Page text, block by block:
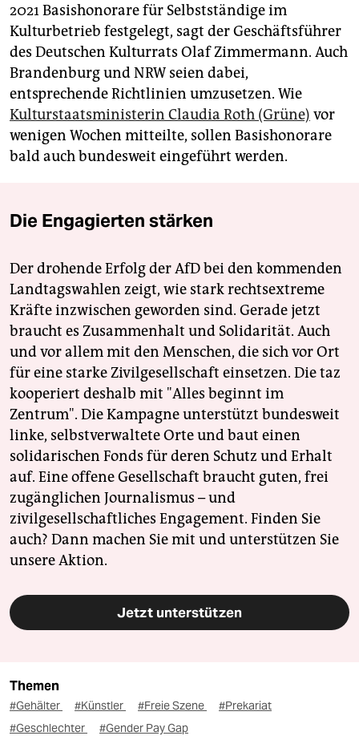
2021 Basishonorare für Selbstständige im
Kulturbetrieb festgelegt, sagt der Geschäftsführer
des Deutschen Kulturrats Olaf Zimmermann. Auch
Brandenburg und NRW seien dabei,
entsprechende Richtlinien umzusetzen. Wie
Kulturstaatsministerin Claudia Roth (Grüne) vor
wenigen Wochen mitteilte, sollen Basishonorare
bald auch bundesweit eingeführt werden.
Die Engagierten stärken
Der drohende Erfolg der AfD bei den kommenden
Landtagswahlen zeigt, wie stark rechtsextreme
Kräfte inzwischen geworden sind. Gerade jetzt
braucht es Zusammenhalt und Solidarität. Auch
und vor allem mit den Menschen, die sich vor Ort
für eine starke Zivilgesellschaft einsetzen. Die taz
kooperiert deshalb mit "Alles beginnt im
Zentrum". Die Kampagne unterstützt bundesweit
linke, selbstverwaltete Orte und baut einen
solidarischen Fonds für deren Schutz und Erhalt
auf. Eine offene Gesellschaft braucht guten, frei
zugänglichen Journalismus – und
zivilgesellschaftliches Engagement. Finden Sie
auch? Dann machen Sie mit und unterstützen Sie
unsere Aktion.
Jetzt unterstützen
Themen
#Gehälter #Künstler #Freie Szene
#Prekariat
#Geschlechter
#Gender Pay Gap